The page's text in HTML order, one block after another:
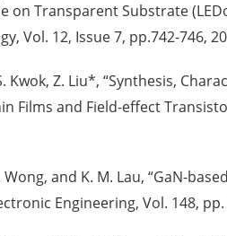
Transparent Substrate
Vol. 12, Issue 7, pp.742-746,
Kwok, Z. Liu*, “Synthesis,
Films and Field-effect
Wong, and K. M. Lau, “GaN-
Engineering, Vol. 148, pp.